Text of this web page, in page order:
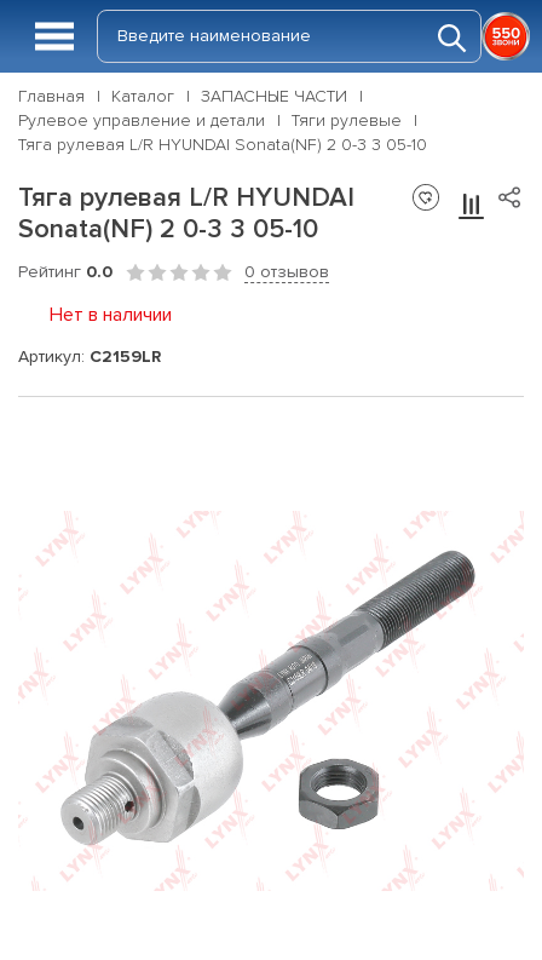
Главная Каталог
ЗАПАСНЫЕ ЧАСТИ
Рулевое управление и детали
Тяги рулевые
Тяга рулевая L/R HYUNDAI Sonata(NF) 2 0-3 3 05-10
Тяга рулевая L/R HYUNDAI
Sonata(NF) 2 0-3 3 05-10
Рейтинг 0.0 0 отзывов
Нет в наличии
Артикул: C2159LR